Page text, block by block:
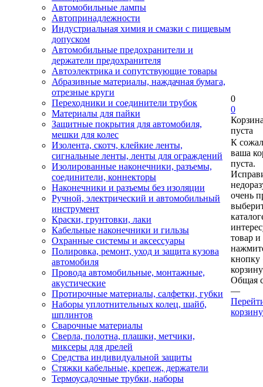
Автомобильные лампы
Автопринадлежности
Индустриальная химия и смазки с пищевым
допуском
Автомобильные предохранители и
держатели предохранителя
Автоэлектрика и сопутствующие товары
Абразивные материалы, наждачная бумага,
отрезные круги
Переходники и соединители трубок
Материалы для пайки
Защитные покрытия для автомобиля,
мешки для колес
Изолента, скотч, клейкие ленты,
сигнальные ленты, ленты для ограждений
Изолированные наконечники, разъемы,
соединители, коннекторы
Наконечники и разъемы без изоляции
Ручной, электрический и автомобильный
инструмент
Краски, грунтовки, лаки
Кабельные наконечники и гильзы
Охранные системы и аксессуары
Полировка, ремонт, уход и защита кузова
автомобиля
Провода автомобильные, монтажные,
акустические
Протирочные материалы, салфетки, губки
Наборы уплотнительных колец, шайб,
шплинтов
Сварочные материалы
Сверла, полотна, плашки, метчики,
миксеры для дрелей
Средства индивидуальной защиты
Стяжки кабельные, крепеж, держатели
Термоусадочные трубки, наборы
0
0
пуста
К
ваша
пуста.
очень
товар и
кнопку
Общая
—
корзину